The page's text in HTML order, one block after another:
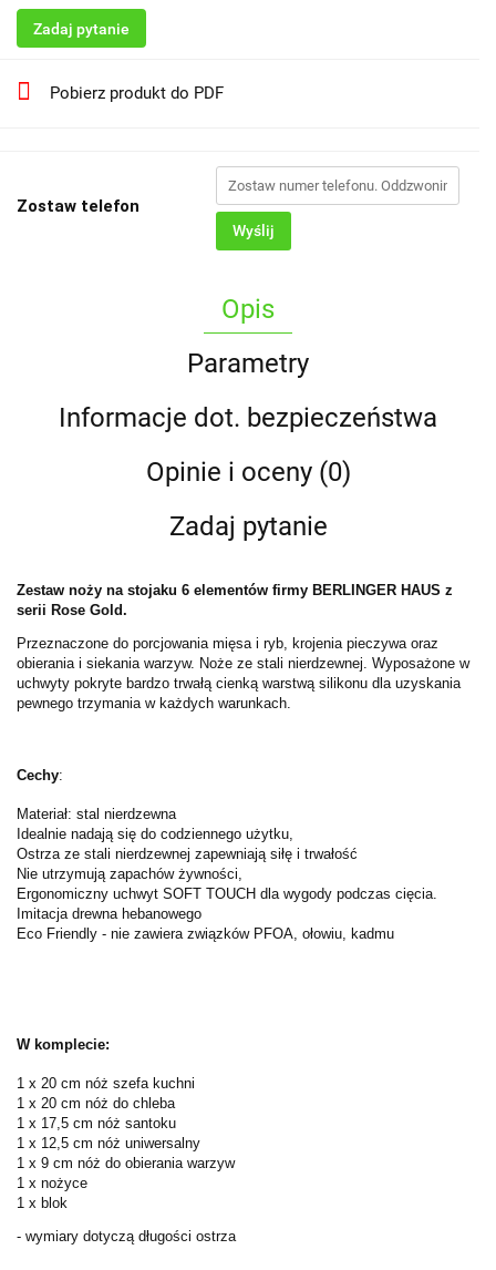
Zadaj pytanie
Pobierz produkt do PDF
Zostaw telefon
Wyślij
Opis
Parametry
Informacje dot. bezpieczeństwa
Opinie i oceny (0)
Zadaj pytanie
Zestaw noży na stojaku 6 elementów firmy BERLINGER HAUS z
serii Rose Gold.
Przeznaczone do porcjowania mięsa i ryb, krojenia pieczywa oraz
obierania i siekania warzyw. Noże ze stali nierdzewnej. Wyposażone w
uchwyty pokryte bardzo trwałą cienką warstwą silikonu dla uzyskania
pewnego trzymania w każdych warunkach.
Cechy:
Materiał: stal nierdzewna
Idealnie nadają się do codziennego użytku,
Ostrza ze stali nierdzewnej zapewniają siłę i trwałość
Nie utrzymują zapachów żywności,
Ergonomiczny uchwyt SOFT TOUCH dla wygody podczas cięcia.
Imitacja drewna hebanowego
Eco Friendly - nie zawiera związków PFOA, ołowiu, kadmu
W komplecie:
1 x 20 cm nóż szefa kuchni
1 x 20 cm nóż do chleba
1 x 17,5 cm nóż santoku
1 x 12,5 cm nóż uniwersalny
1 x 9 cm nóż do obierania warzyw
1 x nożyce
1 x blok
- wymiary dotyczą długości ostrza